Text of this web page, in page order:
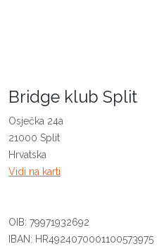
Bridge klub Split
Osječka 24a
21000 Split
Hrvatska
Vidi na karti
OIB: 79971932692
IBAN: HR4924070001100573975